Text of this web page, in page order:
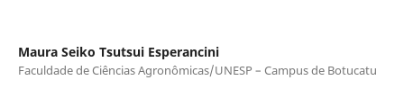
Maura Seiko Tsutsui Esperancini
Faculdade de Ciências Agronômicas/UNESP – Campus de Botucatu